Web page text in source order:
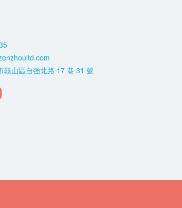
龜山區自強北路 17 巷 31 號